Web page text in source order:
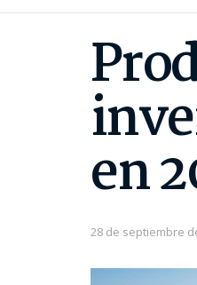
en
28 de septiembre